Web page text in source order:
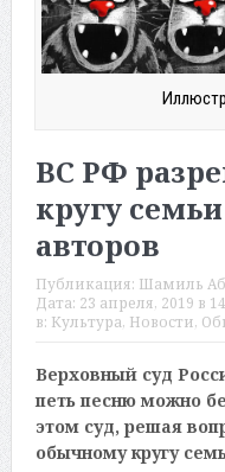
ВС РФ
кругу
авторов
Публикация: Шамиль
Дата: 23 апреля, 2019 в
в: Культура, Новости,
Верховный суд
петь песню можно
этом суд, решая
обычному кругу